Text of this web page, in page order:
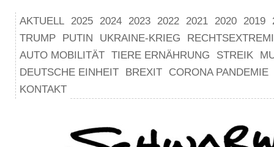
AKTUELL 2025 2024 2023 2022 2021 2020 2019
TRUMP
PUTIN UKRAINE-KRIEG
AUTO MOBILITÄT TIERE ERNÄHRUNG STREIK
DEUTSCHE EINHEIT
BREXIT
CORONA PANDEMIE
KONTAKT